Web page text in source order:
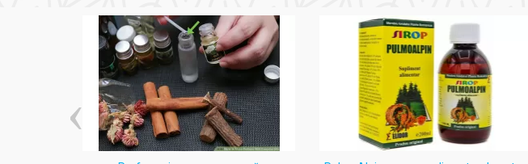
Beneficii:
Îmbunătățește circulația venoasă și susține tonusul pereților vasculari
Reduce inflamația și senzația de picioare grele
Diminuează edemele și umflăturile
Grăbește vindecarea echimozelor și vânătăilor
Contribuie la reducerea fragilității capilare
Calmează durerea locală și oferă senzație de răcorire